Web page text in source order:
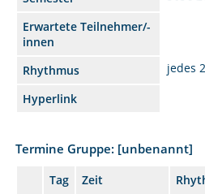
Erwartete Teilnehmer/-
innen
Rhythmus
jedes
Hyperlink
Termine Gruppe: [unbenannt]
Tag Zeit